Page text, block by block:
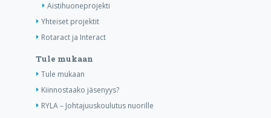
Aistihuoneprojekti
Yhteiset projektit
Rotaract ja Interact
Tule mukaan
Tule mukaan
Kiinnostaako jäsenyys?
RYLA – Johtajuuskoulutus nuorille